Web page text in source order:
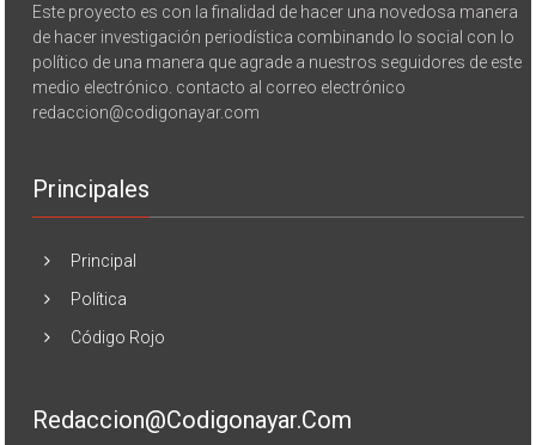
Este proyecto es con la finalidad de hacer una novedosa manera
de hacer investigación periodística combinando lo social con lo
político de una manera que agrade a nuestros seguidores de este
medio electrónico. contacto al correo electrónico
redaccion@codigonayar.com
Principales
Principal
Política
Código Rojo
Redaccion@codigonayar.com